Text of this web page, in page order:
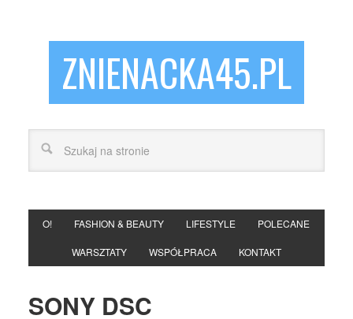
ZNIENACKA45.PL
O! FASHION & BEAUTY LIFESTYLE POLECANE
WARSZTATY WSPÓŁPRACA KONTAKT
SONY DSC